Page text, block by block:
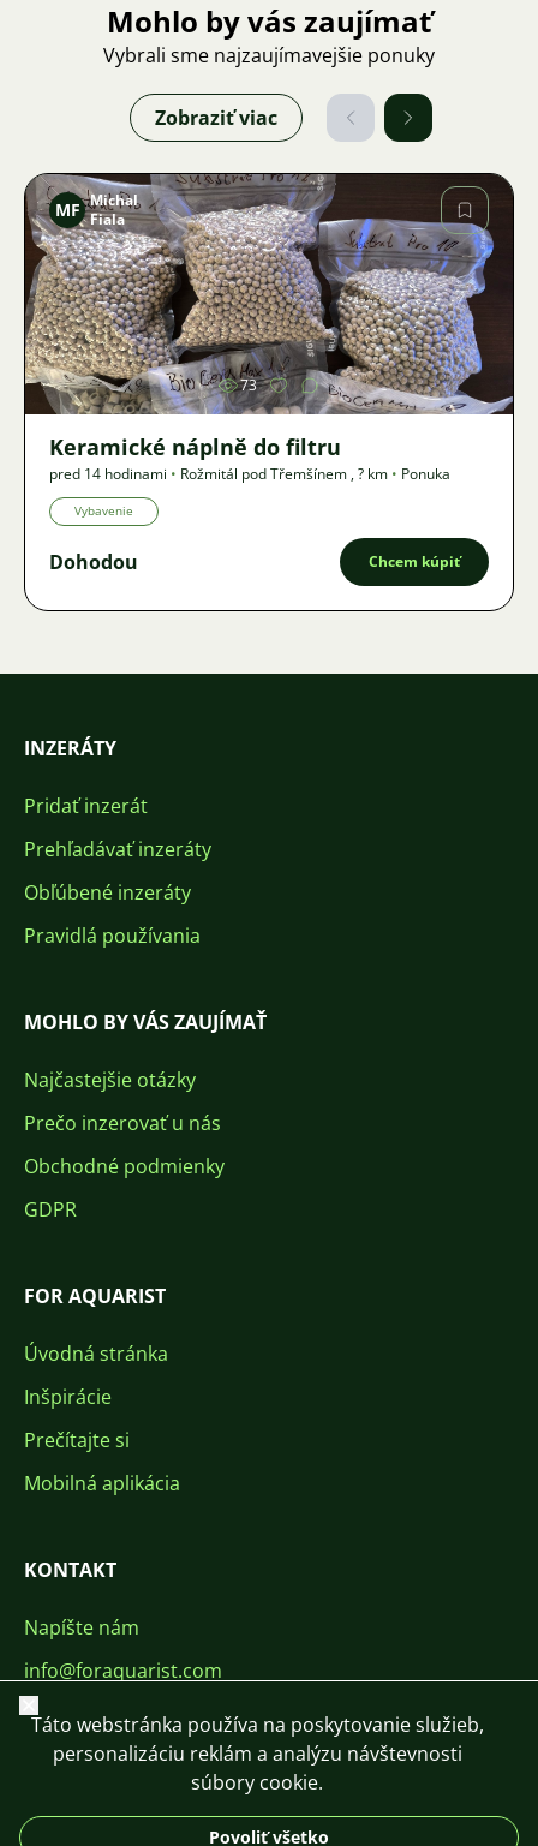
Mohlo by vás zaujímať
Vybrali sme najzaujímavejšie ponuky
Zobraziť viac
Obrázok
MF Michal
Fiala
73
Keramické náplně do filtru
pred 14 hodinami • Rožmitál pod Třemšínem ,? km • Ponuka
Vybavenie
Dohodou Chcem kúpiť
INZERÁTY
Pridať inzerát
Prehľadávať inzeráty
Obľúbené inzeráty
Pravidlá používania
MOHLO BY VÁS ZAUJÍMAŤ
Najčastejšie otázky
Prečo inzerovať u nás
Obchodné podmienky
GDPR
FOR AQUARIST
Úvodná stránka
Inšpirácie
Prečítajte si
Mobilná aplikácia
KONTAKT
Napíšte nám
info@foraquarist.com
+420 603 449 602
Zavrieť
Táto webstránka používa na poskytovanie služieb,
personalizáciu reklám a analýzu návštevnosti
súbory cookie.
Povoliť všetko